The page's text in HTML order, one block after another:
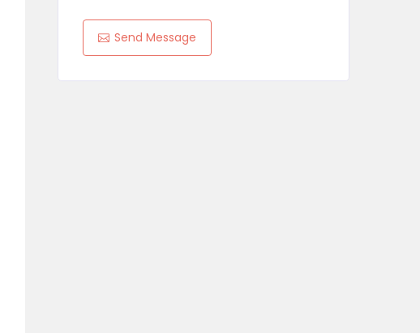
Send Message